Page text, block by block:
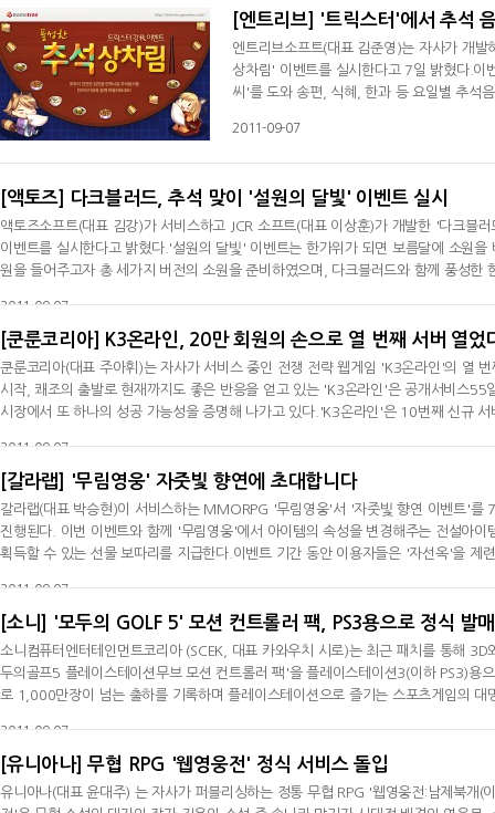
[엔트리브] '트릭스터'에서 추석
엔트리브소프트(대표 김준영)는 자사가 개
상차림' 이벤트를 실시한다고 7일 밝혔다.이
씨'를 도와 송편, 식혜, 한과 등 요일별 추석
NPC '깐깐한 포푸리'를 만나 완성된 추석
2011-09-07
[액토즈] 다크블러드, 추석 맞이 '설원의 달빛' 이벤트 실시
액토즈소프트(대표 김강)가 서비스하고 JCR 소프트(대표 이상훈)가 개발한 '다크
이벤트를 실시한다고 밝혔다.'설원의 달빛' 이벤트는 한가위가 되면 보름달에 소원
원을 들어주고자 총 세가지 버전의 소원을 준비하였으며, 다크블러드와 함께 풍성
2011-09-07
[쿤룬코리아] K3온라인, 20만 회원의 손으로 열 번째 서버 열었
쿤룬코리아(대표 주아휘)는 자사가 서비스 중인 전쟁 전략 웹게임 'K3온라인'의 열
시작, 쾌조의 출발로 현재까지도 좋은 반응을 얻고 있는 'K3온라인'은 공개서비스
시장에서 또 하나의 성공 가능성을 증명해 나가고 있다.'K3온라인'은 10번째 신규
2011-09-07
[갈라랩] '무림영웅' 자줏빛 향연에 초대합니다
갈라랩(대표 박승현)이 서비스하는 MMORPG '무림영웅'서 '자줏빛 향연 이벤트'
진행된다. 이번 이벤트와 함께 '무림영웅'에서 아이템의 속성을 변경해주는 전설아
획득할 수 있는 선물 보따리를 지급한다.이벤트 기간 동안 이용자들은 '자선옥'을
2011-09-07
[소니] '모두의 GOLF 5' 모션 컨트롤러 팩, PS3용으로 정식 발매
소니컴퓨터엔터테인먼트코리아 (SCEK, 대표 카와우치 시로)는 최근 패치를 통해
두의골프5 플레이스테이션무브 모션 컨트롤러 팩'을 플레이스테이션3(이하 PS3)
로 1,000만장이 넘는 출하를 기록하며 플레이스테이션으로 즐기는 스포츠게임의
2011-09-07
[유니아나] 무협 RPG '웹영웅전' 정식 서비스 돌입
유니아나(대표 윤대주) 는 자사가 퍼블리싱하는 정통 무협 RPG '웹영웅전:남제북개